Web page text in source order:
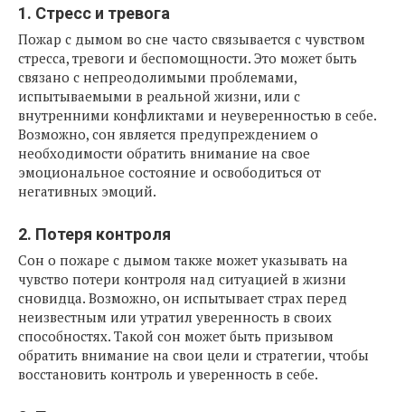
1. Стресс и тревога
Пожар с дымом во сне часто связывается с чувством
стресса, тревоги и беспомощности. Это может быть
связано с непреодолимыми проблемами,
испытываемыми в реальной жизни, или с
внутренними конфликтами и неуверенностью в себе.
Возможно, сон является предупреждением о
необходимости обратить внимание на свое
эмоциональное состояние и освободиться от
негативных эмоций.
2. Потеря контроля
Сон о пожаре с дымом также может указывать на
чувство потери контроля над ситуацией в жизни
сновидца. Возможно, он испытывает страх перед
неизвестным или утратил уверенность в своих
способностях. Такой сон может быть призывом
обратить внимание на свои цели и стратегии, чтобы
восстановить контроль и уверенность в себе.